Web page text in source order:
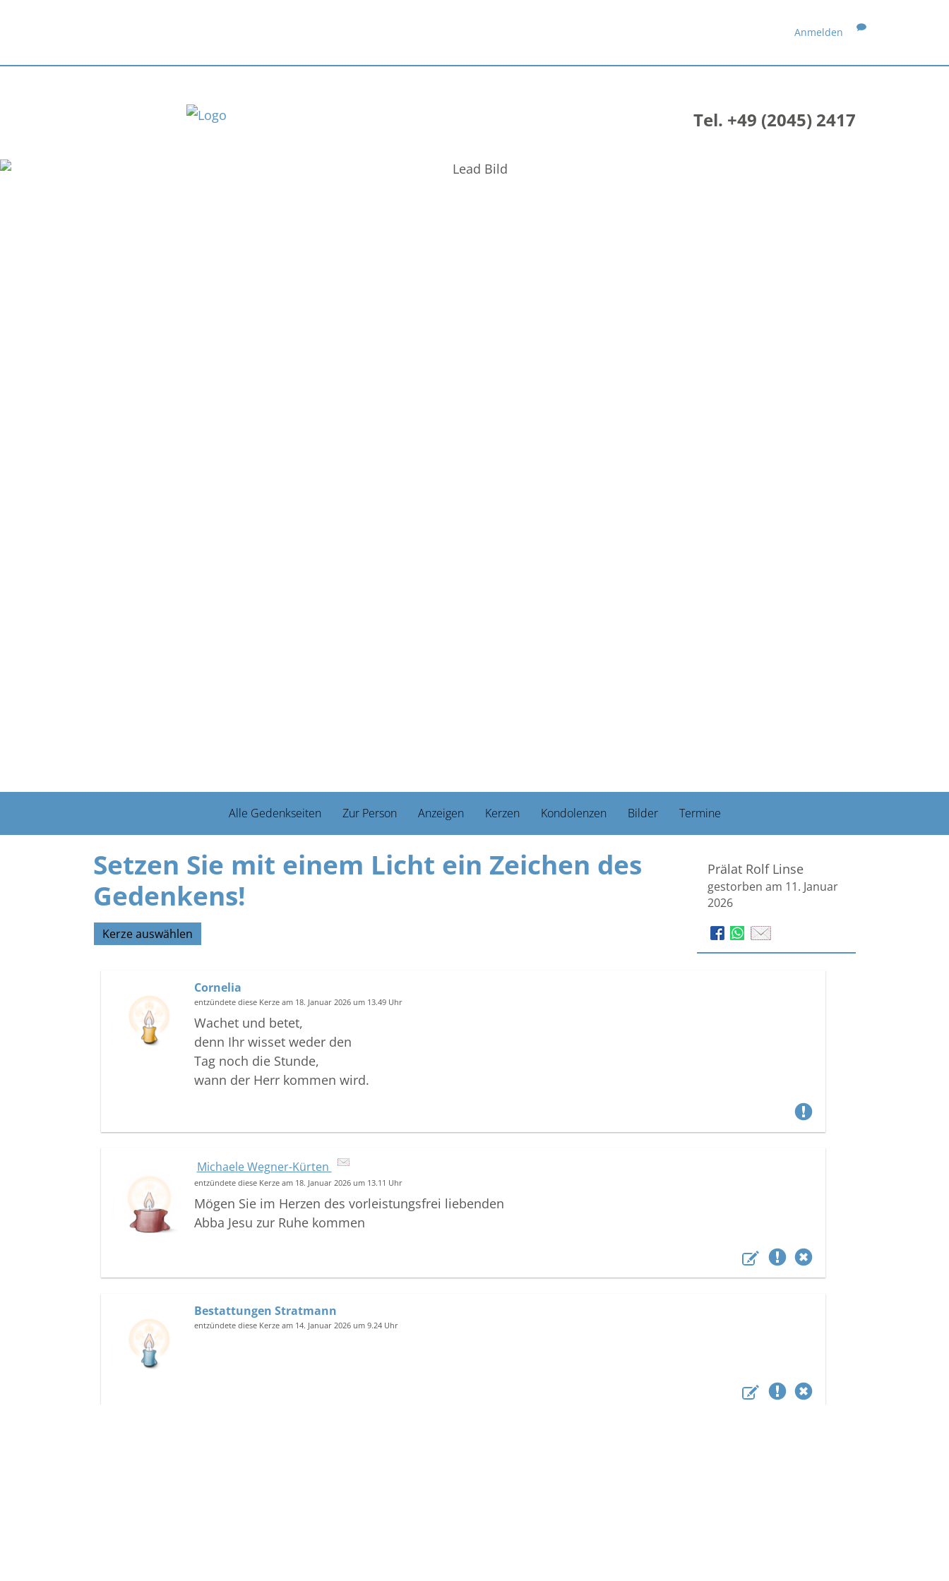
Anmelden
Tel. +49 (2045) 2417
Alle Gedenkseiten Zur Person Anzeigen Kerzen Kondolenzen Bilder Termine
Setzen Sie mit einem Licht ein Zeichen des
Gedenkens!
Kerze auswählen
Prälat Rolf Linse
gestorben am 11. Januar
2026
Cornelia
entzündete diese Kerze am 18. Januar 2026 um 13.49 Uhr
Wachet und betet,
denn Ihr wisset weder den
Tag noch die Stunde,
wann der Herr kommen wird.
Michaele Wegner-Kürten
entzündete diese Kerze am 18. Januar 2026 um 13.11 Uhr
Mögen Sie im Herzen des vorleistungsfrei liebenden
Abba Jesu zur Ruhe kommen
Bestattungen Stratmann
entzündete diese Kerze am 14. Januar 2026 um 9.24 Uhr